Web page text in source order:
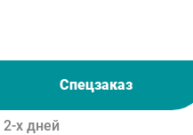
Спецзаказ
2-х дней